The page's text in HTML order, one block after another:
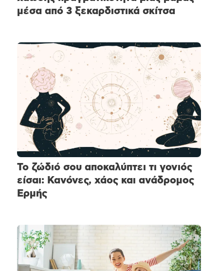
μέσα από 3 ξεκαρδιστικά σκίτσα
Το ζώδιό σου αποκαλύπτει τι γονιός
είσαι: Κανόνες, χάος και ανάδρομος
Ερμής